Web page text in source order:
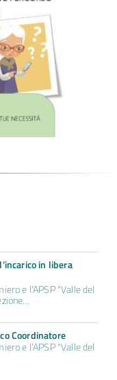
in libera
e l'APSP "Valle del
Coordinatore
e l'APSP "Valle del